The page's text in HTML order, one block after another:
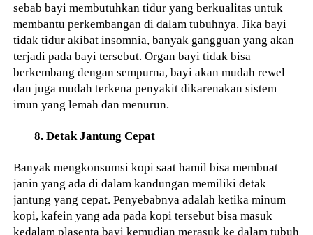
sebab bayi membutuhkan tidur yang berkualitas untuk
membantu perkembangan di dalam tubuhnya. Jika bayi
tidak tidur akibat insomnia, banyak gangguan yang akan
terjadi pada bayi tersebut. Organ bayi tidak bisa
berkembang dengan sempurna, bayi akan mudah rewel
dan juga mudah terkena penyakit dikarenakan sistem
imun yang lemah dan menurun.
8. Detak Jantung Cepat
Banyak mengkonsumsi kopi saat hamil bisa membuat
janin yang ada di dalam kandungan memiliki detak
jantung yang cepat. Penyebabnya adalah ketika minum
kopi, kafein yang ada pada kopi tersebut bisa masuk
kedalam plasenta bayi kemudian merasuk ke dalam tubuh